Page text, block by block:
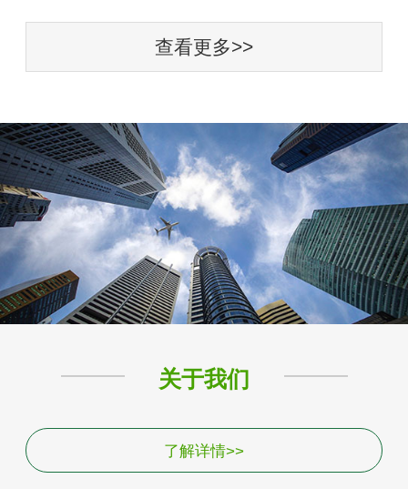
查看更多>>
关于我们
了解详情>>